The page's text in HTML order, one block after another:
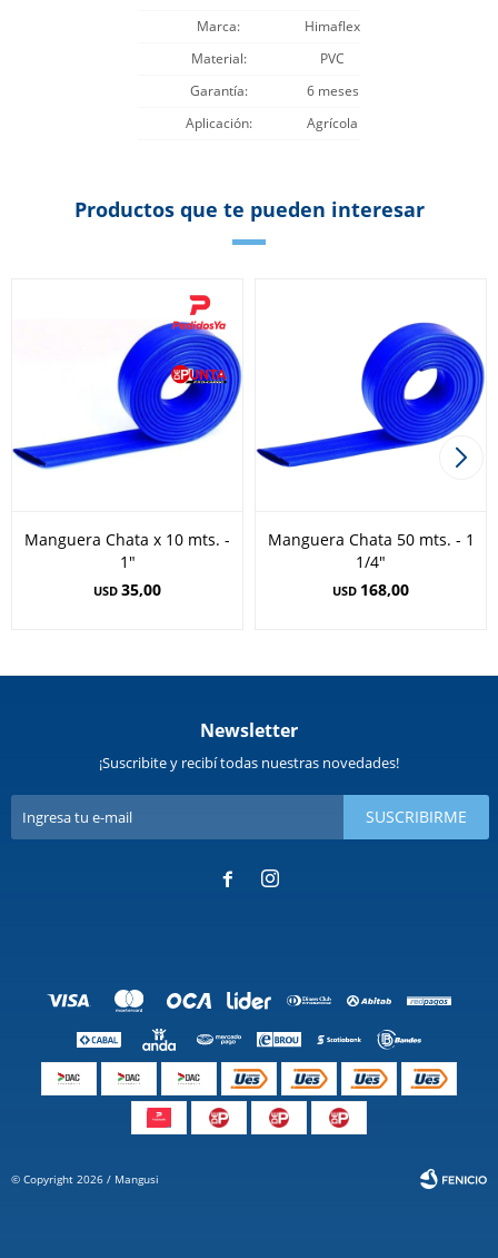
Marca
Himaflex
Material
PVC
Garantía
6 meses
Aplicación
Agrícola
Productos que te pueden interesar
Manguera Chata x 10 mts. -
1"
USD 35,00
Manguera Chata 50 mts. - 1
1/4"
USD 168,00
Newsletter
¡Suscribite y recibí todas nuestras novedades!
SUSCRIBIRME
 
© Copyright 2026 / Mangusi